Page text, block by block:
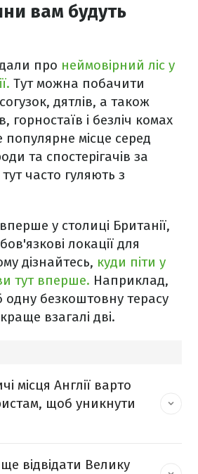
вам будуть
про неймовірний ліс у
Тут можна побачити
дятлів, а також
горностаїв і безліч комах
популярне місце серед
та спостерігачів за
часто гуляють з
у столиці Британії,
локації для
дізнайтесь, куди піти у
тут вперше. Наприклад,
одну безкоштовну терасу
взагалі дві.
місця Англії варто
щоб уникнути
відвідати Велику